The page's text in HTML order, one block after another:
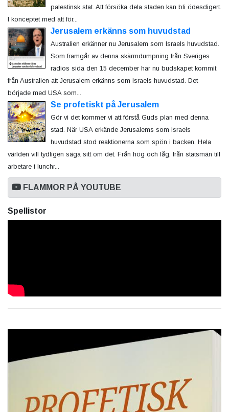
palestinsk stat. Att försöka dela staden kan bli ödesdigert.
I konceptet med att för...
Jerusalem erkänns som huvudstad
Australien erkänner nu Jerusalem som Israels huvudstad.
Som framgår av denna skärmdumpning från Sveriges
radios sida den 15 december har nu budskapet kommit
från Australien att Jerusalem erkänns som Israels huvudstad. Det
började med USA som...
Se profetiskt på Jerusalem
Gör vi det kommer vi att förstå Guds plan med denna
stad. När USA erkände Jerusalems som Israels
huvudstad stod reaktionerna som spön i backen. Hela
världen vill tydligen säga sitt om det. Från hög och låg, från statsmän till
arbetare i lunchr...
FLAMMOR PÅ YOUTUBE
Spellistor